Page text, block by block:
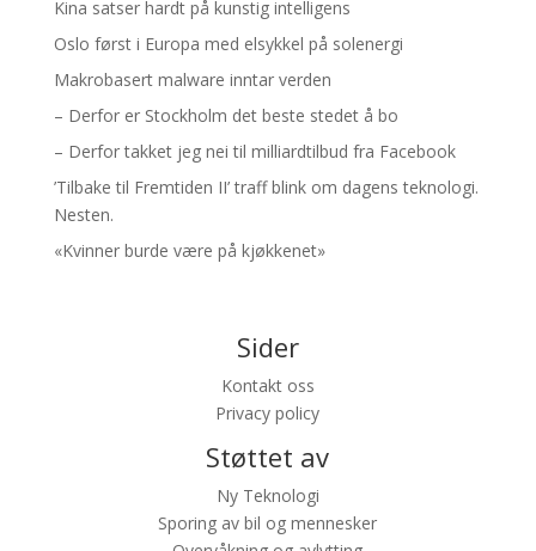
Kina satser hardt på kunstig intelligens
Oslo først i Europa med elsykkel på solenergi
Makrobasert malware inntar verden
– Derfor er Stockholm det beste stedet å bo
– Derfor takket jeg nei til milliardtilbud fra Facebook
’Tilbake til Fremtiden II’ traff blink om dagens teknologi.
Nesten.
«Kvinner burde være på kjøkkenet»
Sider
Kontakt oss
Privacy policy
Støttet av
Ny Teknologi
Sporing av bil og mennesker